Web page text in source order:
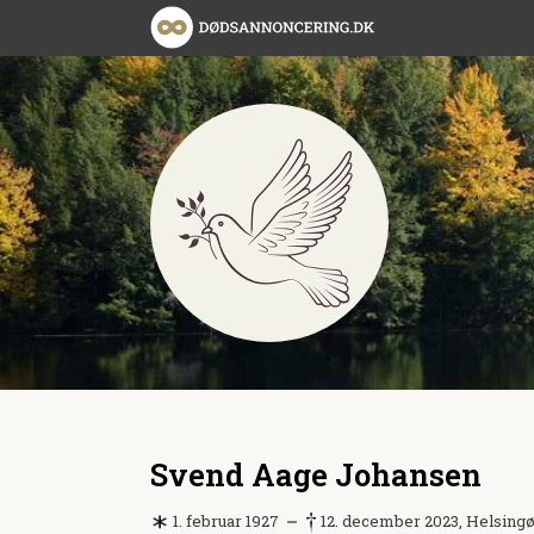
Svend Aage Johansen
1. februar 1927 12. december 2023,